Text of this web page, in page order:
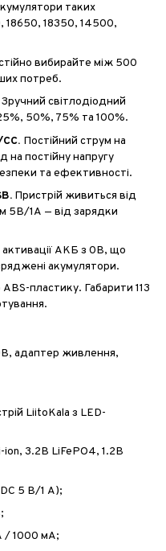
таких
18650, 18350, 14500,
вибирайте між 500
потреб.
Зручний світлодіодний
50%, 75% та 100%.
Постійний струм на
на постійну напругу
та ефективності.
Пристрій живиться від
5В/1А — від зарядки
АКБ з 0В, що
акумулятори.
пластику. Габарити 113
адаптер живлення,
LiitoKala з LED-
ion, 3.2В LiFePO4, 1.2В
5 В/1 А);
/ 1000 мА;